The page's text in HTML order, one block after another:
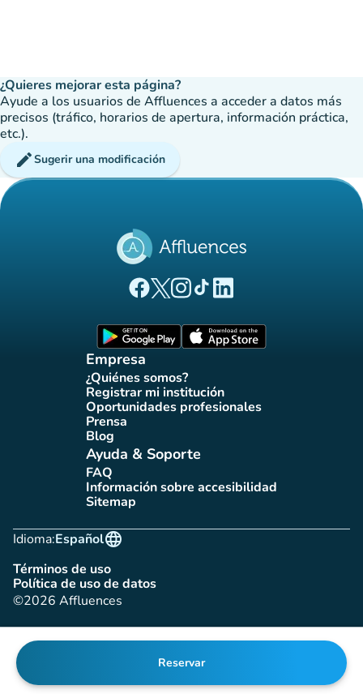
¿Quieres mejorar esta página?
Ayude a los usuarios de Affluences a acceder a datos más
precisos (tráfico, horarios de apertura, información práctica,
etc.).
editSugerir una modificación
Reservar
(nueva pestaña)
(nueva pestaña)
(nueva pestaña)
(nueva pestaña)
(nueva pestaña)
Empresa
¿Quiénes somos?
(nueva pestaña)
Registrar mi institución
(nueva pestaña)
Oportunidades profesionales
(nueva pestaña)
Prensa(nueva pestaña)
Blog(nueva pestaña)
Ayuda & Soporte
FAQ(nueva pestaña)
Información sobre accesibilidad
(nueva pestaña)
Sitemap(nueva pestaña)
Idioma:
language
Español
Términos de uso
(nueva pestaña)
Política de uso de datos
(nueva pestaña)
©2026 Affluences